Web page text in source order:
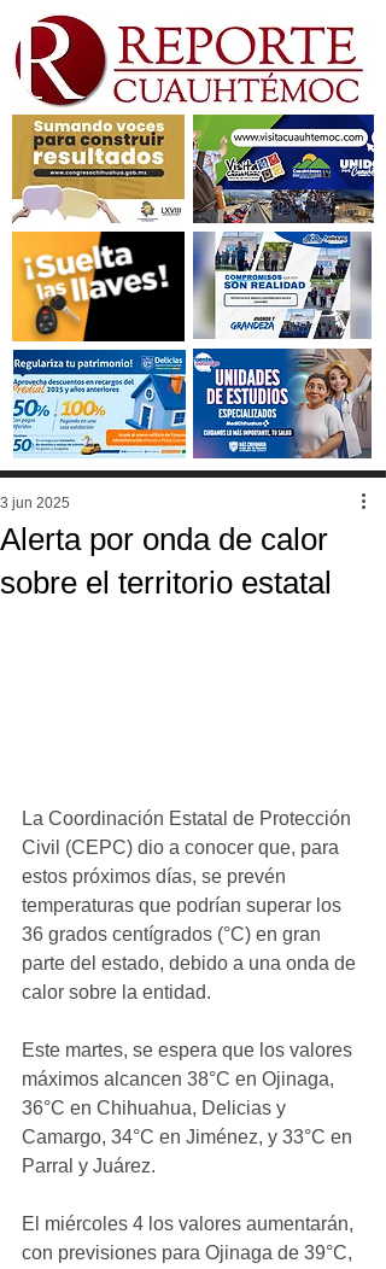
Alerta por onda de calor
sobre el territorio estatal
3 jun 2025
La Coordinación Estatal de Protección
Civil (CEPC) dio a conocer que, para
estos próximos días, se prevén
temperaturas que podrían superar los
36 grados centígrados (°C) en gran
parte del estado, debido a una onda de
calor sobre la entidad.
Este martes, se espera que los valores
máximos alcancen 38°C en Ojinaga,
36°C en Chihuahua, Delicias y
Camargo, 34°C en Jiménez, y 33°C en
Parral y Juárez.
El miércoles 4 los valores aumentarán,
con previsiones para Ojinaga de 39°C,